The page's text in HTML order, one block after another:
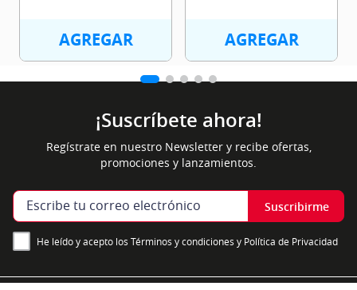
AGREGAR AGREGAR
¡Suscríbete ahora!
Regístrate en nuestro Newsletter y recibe ofertas,
promociones y lanzamientos.
Suscribirme
He leído y acepto los Términos y condiciones y Política de Privacidad